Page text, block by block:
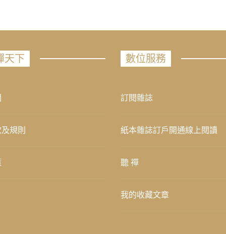
天下
規則
數位服務
訂閱雜誌
紙本雜誌訂戶開通線上閱讀
聽 禪
我的收藏文章